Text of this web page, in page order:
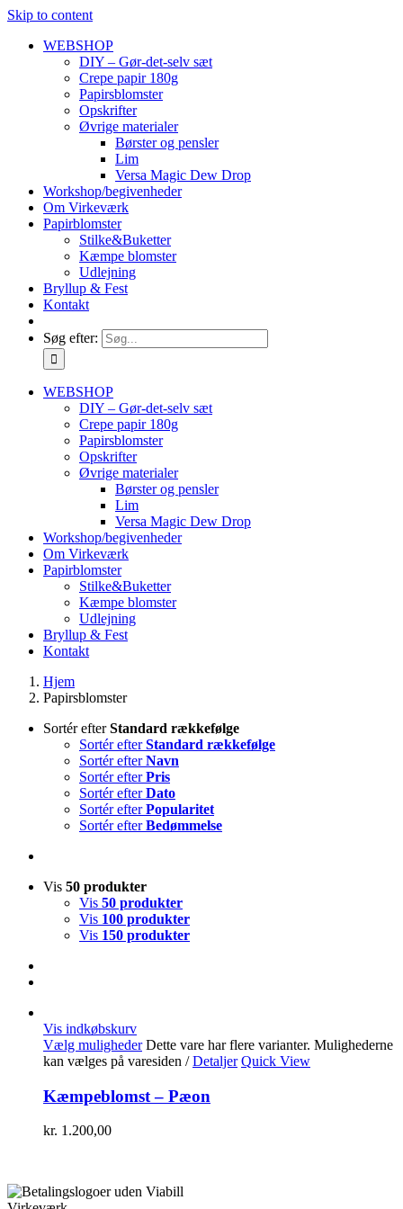
Skip to content
WEBSHOP
DIY – Gør-det-selv sæt
Crepe papir 180g
Papirsblomster
Opskrifter
Øvrige materialer
Børster og pensler
Lim
Versa Magic Dew Drop
Workshop/begivenheder
Om Virkeværk
Papirblomster
Stilke&Buketter
Kæmpe blomster
Udlejning
Bryllup & Fest
Kontakt
Søg efter:
WEBSHOP
DIY – Gør-det-selv sæt
Crepe papir 180g
Papirsblomster
Opskrifter
Øvrige materialer
Børster og pensler
Lim
Versa Magic Dew Drop
Workshop/begivenheder
Om Virkeværk
Papirblomster
Stilke&Buketter
Kæmpe blomster
Udlejning
Bryllup & Fest
Kontakt
Hjem
Papirsblomster
Sortér efterStandard rækkefølge
Sortér efterStandard rækkefølge
Sortér efterNavn
Sortér efterPris
Sortér efterDato
Sortér efterPopularitet
Sortér efterBedømmelse
Vis 50 produkter
Vis 50 produkter
Vis 100 produkter
Vis 150 produkter
Vis indkøbskurv
Vælg muligheder Dette vare har flere varianter. Mulighederne
kan vælges på varesiden / Detaljer Quick View
Kæmpeblomst – Pæon
kr. 1.200,00